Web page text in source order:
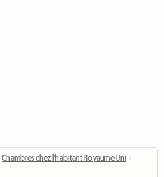
Chambres chez l'habitant Royaume-Uni ›